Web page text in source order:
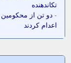
تکاندهنده
- دو تن از محکومین
اعدام کردند